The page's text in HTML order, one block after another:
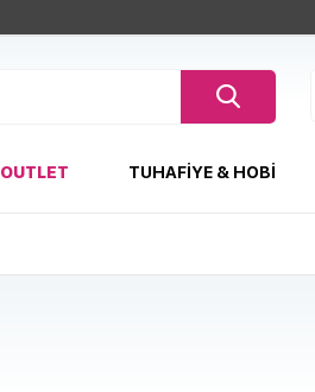
OUTLET TUHAFIYE & HOBI